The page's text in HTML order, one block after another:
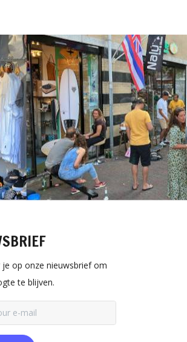
je op onze nieuwsbrief om
te blijven.